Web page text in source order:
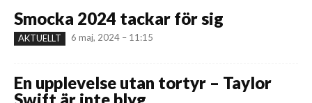
Smocka 2024 tackar för sig
AKTUELLT 6 maj, 2024 – 11:15
En upplevelse utan tortyr – Taylor